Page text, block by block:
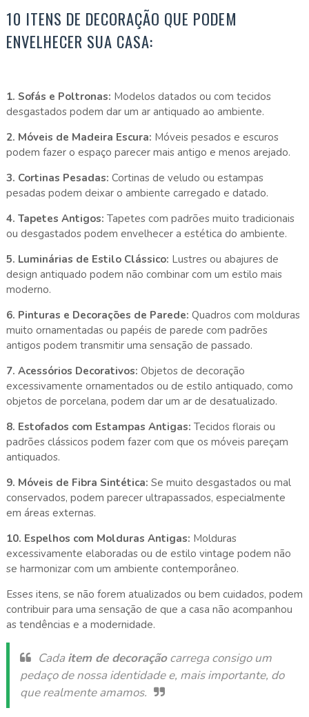
10 ITENS DE DECORAÇÃO QUE PODEM
ENVELHECER SUA CASA:
1. Sofás e Poltronas: Modelos datados ou com tecidos
desgastados podem dar um ar antiquado ao ambiente.
2. Móveis de Madeira Escura: Móveis pesados e escuros
podem fazer o espaço parecer mais antigo e menos arejado.
3. Cortinas Pesadas: Cortinas de veludo ou estampas
pesadas podem deixar o ambiente carregado e datado.
4. Tapetes Antigos: Tapetes com padrões muito tradicionais
ou desgastados podem envelhecer a estética do ambiente.
5. Luminárias de Estilo Clássico: Lustres ou abajures de
design antiquado podem não combinar com um estilo mais
moderno.
6. Pinturas e Decorações de Parede: Quadros com molduras
muito ornamentadas ou papéis de parede com padrões
antigos podem transmitir uma sensação de passado.
7. Acessórios Decorativos: Objetos de decoração
excessivamente ornamentados ou de estilo antiquado, como
objetos de porcelana, podem dar um ar de desatualizado.
8. Estofados com Estampas Antigas: Tecidos florais ou
padrões clássicos podem fazer com que os móveis pareçam
antiquados.
9. Móveis de Fibra Sintética: Se muito desgastados ou mal
conservados, podem parecer ultrapassados, especialmente
em áreas externas.
10. Espelhos com Molduras Antigas: Molduras
excessivamente elaboradas ou de estilo vintage podem não
se harmonizar com um ambiente contemporâneo.
Esses itens, se não forem atualizados ou bem cuidados, podem
contribuir para uma sensação de que a casa não acompanhou
as tendências e a modernidade.
Cadaitem de decoraçãocarrega consigo um
pedaço de nossa identidade e, mais importante, do
que realmente amamos.